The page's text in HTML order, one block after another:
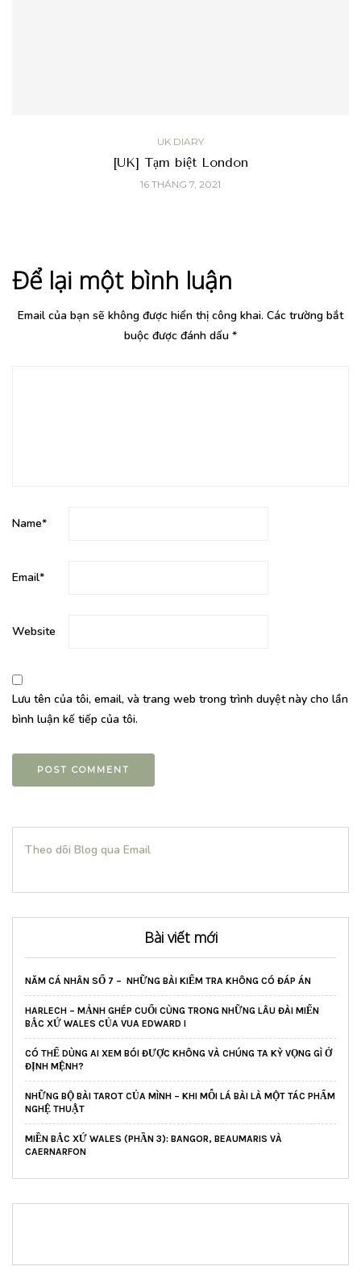
UK DIARY
[UK] Tạm biệt London
16 THÁNG 7, 2021
Để lại một bình luận
Email của bạn sẽ không được hiển thị công khai. Các trường bắt
buộc được đánh dấu *
Name*
Email*
Website
Lưu tên của tôi, email, và trang web trong trình duyệt này cho lần
bình luận kế tiếp của tôi.
Theo dõi Blog qua Email
Bài viết mới
NĂM CÁ NHÂN SỐ 7 – NHỮNG BÀI KIỂM TRA KHÔNG CÓ ĐÁP ÁN
HARLECH – MẢNH GHÉP CUỐI CÙNG TRONG NHỮNG LÂU ĐÀI MIẾN
BẮC XỨ WALES CỦA VUA EDWARD I
CÓ THỂ DÙNG AI XEM BÓI ĐƯỢC KHÔNG VÀ CHÚNG TA KỲ VỌNG GÌ Ở
ĐỊNH MỆNH?
NHỮNG BỘ BÀI TAROT CỦA MÌNH – KHI MỖI LÁ BÀI LÀ MỘT TÁC PHẨM
NGHỆ THUẬT
MIỀN BẮC XỨ WALES (PHẦN 3): BANGOR, BEAUMARIS VÀ
CAERNARFON